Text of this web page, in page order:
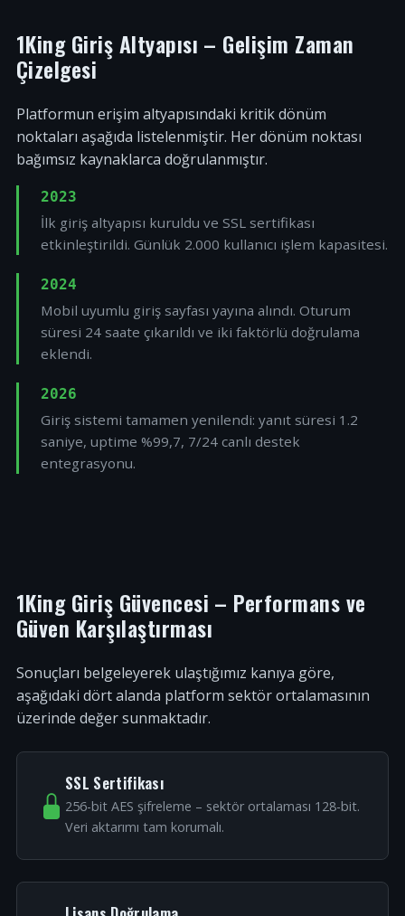
1King Giriş Altyapısı – Gelişim Zaman
Çizelgesi
Platformun erişim altyapısındaki kritik dönüm
noktaları aşağıda listelenmiştir. Her dönüm noktası
bağımsız kaynaklarca doğrulanmıştır.
2023
İlk giriş altyapısı kuruldu ve SSL sertifikası
etkinleştirildi. Günlük 2.000 kullanıcı işlem kapasitesi.
2024
Mobil uyumlu giriş sayfası yayına alındı. Oturum
süresi 24 saate çıkarıldı ve iki faktörlü doğrulama
eklendi.
2026
Giriş sistemi tamamen yenilendi: yanıt süresi 1.2
saniye, uptime %99,7, 7/24 canlı destek
entegrasyonu.
1King Giriş Güvencesi – Performans ve
Güven Karşılaştırması
Sonuçları belgeleyerek ulaştığımız kanıya göre,
aşağıdaki dört alanda platform sektör ortalamasının
üzerinde değer sunmaktadır.
SSL Sertifikası
256-bit AES şifreleme – sektör ortalaması 128-bit.
Veri aktarımı tam korumalı.